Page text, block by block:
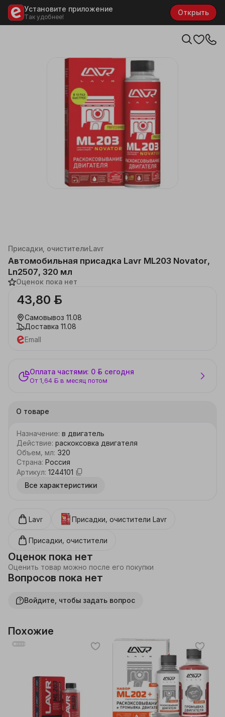
Установите приложение
Так удобнее!
Открыть
Каталог
Автотовары
Автохимия
Присадки, очистителиLavr
Автомобильная присадка Lavr ML203 Novator,
Ln2507, 320 мл
Оценок пока нет
43,80 ƃ
Самовывоз 11.08
Доставка 11.08
Emall
Оплата частями: 0 ƃ сегодня
От 1,64 ƃ в месяц потом
О товаре
Назначение: в двигатель
Действие: раскоксовка двигателя
Объем, мл: 320
Страна: Россия
Артикул: 1244101
Все характеристики
Lavr Присадки, очистители Lavr
Присадки, очистители
Оценок пока нет
Оценить товар можно после его покупки
Вопросов пока нет
Войдите, чтобы задать вопрос
Похожие